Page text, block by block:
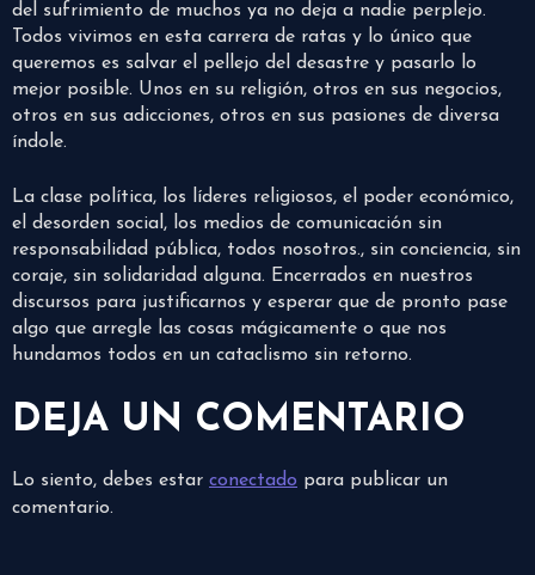
del sufrimiento de muchos ya no deja a nadie perplejo.
Todos vivimos en esta carrera de ratas y lo único que
queremos es salvar el pellejo del desastre y pasarlo lo
mejor posible. Unos en su religión, otros en sus negocios,
otros en sus adicciones, otros en sus pasiones de diversa
índole.
La clase política, los líderes religiosos, el poder económico,
el desorden social, los medios de comunicación sin
responsabilidad pública, todos nosotros., sin conciencia, sin
coraje, sin solidaridad alguna. Encerrados en nuestros
discursos para justificarnos y esperar que de pronto pase
algo que arregle las cosas mágicamente o que nos
hundamos todos en un cataclismo sin retorno.
DEJA UN COMENTARIO
Lo siento, debes estar conectado para publicar un
comentario.